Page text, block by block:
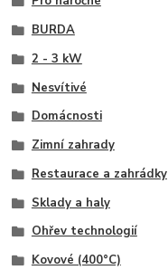
BURDA
2 - 3 kW
Nesvítivé
Domácnosti
Zimní zahrady
Restaurace a zahrádky
Sklady a haly
Ohřev technologií
Kovové (400°C)